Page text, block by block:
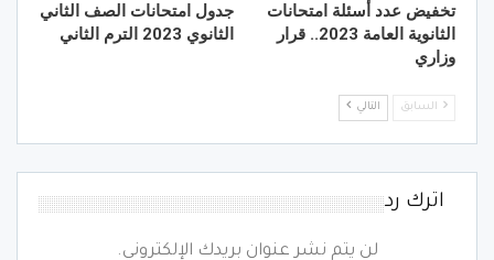
تخفيض عدد أسئلة امتحانات
الثانوية العامة 2023.. قرار
وزاري
جدول امتحانات الصف الثاني
الثانوي 2023 الترم الثاني
السابق التالي
اترك رد
لن يتم نشر عنوان بريدك الإلكتروني.